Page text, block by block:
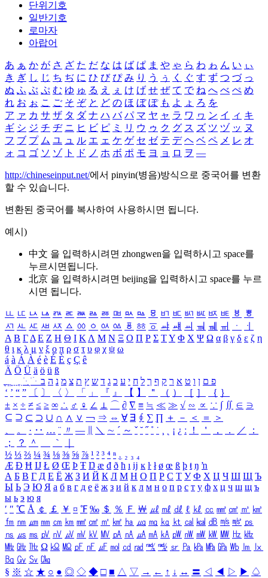
단위기호
일반기호
로마자
아랍어
あ ぁ か が さ ざ た だ な は ば ぱ ま や ゃ ら わ ゎ ん い ぃ
き ぎ し じ ち ぢ に ひ び ぴ み り う ぅ く ぐ す ず つ づ っ
ぬ ふ ぶ ぷ む ゆ ゅ る え ぇ け げ せ ぜ て で ね へ べ ぺ め
れ お ぉ こ ご そ ぞ と ど の ほ ぼ ぽ も よ ょ ろ を
ア ァ カ サ ザ タ ダ ナ ハ バ パ マ ヤ ャ ラ ワ ヮ ン イ ィ キ
ギ シ ジ チ ヂ ニ ヒ ビ ピ ミ リ ウ ゥ ク グ ス ズ ツ ヅ ッ ヌ
フ ブ プ ム ユ ュ ル エ ェ ケ ゲ セ ゼ テ デ ヘ ベ ペ メ レ オ
ォ コ ゴ ソ ゾ ト ド ノ ホ ボ ポ モ ヨ ョ ロ ヲ ―
http://chineseinput.net/에서 pinyin(병음)방식으로 중국어를 변환
할 수 있습니다.
변환된 중국어를 복사하여 사용하시면 됩니다.
예시)
中文 을 입력하시려면 zhongwen을 입력하시고 space를
누르시면됩니다.
北京 을 입력하시려면 beijing을 입력하시고 space를 누르
시면 됩니다.
ㅥ ㅦ ㅧ ㅨ ㅩ ㅪ ㅫ ㅬ ㅭ ㅮ ㅯ ㅰ ㅱ ㅲ ㅳ ㅴ ㅵ ㅶ ㅷ ㅸ
ㅹ
ㅺ ㅻ ㅼ ㅽ ㅾ ㅿ ㆀ ㆁ ㆂ ㆃ ㆄ ㆅ ㆆ ㆇ ㆈ ㆉ ㆊ ㆋ ㆌ ㆍ
ㆎ
Α Β ΓΔ Ε Ζ Η Θ Ι ΚΛ Μ Ν Ξ Ο Π Ρ Σ ΤΥ Φ Χ Ψ Ω α β γ δ ε ζ η
θ ι κ λ μ ν ξ ο π ρ σ τ υ φ χ ψ ω
á à Á À é è É È ç Ç ê
Ä Ö Ü ä ö ü ß
ִֶֹ ֻּ ׁׂ פ ם ן ו ט א ר ק ף ך ל ח י ע כ ג ד ש ץ ת צ מ נ ה ב
‘ ’ “ ” 〔 〕 〈 〉 「 」 『 』 【 】 ＂ （ ） ［ ］ ｛ ｝
± × ÷ ≠ ≤ ≥ ∞ ∴ ♂ ♀ ∠ ⊥ ⌒ ∂ ∇ ≡ ≒ ≪ ≫ √ ∽ ∝ ∵ ∫ ∬ ∈ ∋
⊆ ⊇ ⊂ ⊃ ∪ ∩ ∧ ∨ ￢ ⇒ ⇔ ∀ ∃ ∮ ∑ ∏ ＋ － ＜ ＝
＞
、
。 · ‥ … ¨ 〃 ― ＼ ∼ ´ ～ ˇ ˘ ˝ ˚ ˙ ¸ ¡ ¿ ː ！ ＇ ， ． ／
：
；
？ ＾ ｀
½ ⅓ ⅔ ¼ ¾ ⅛ ⅜ ⅝ ⅞ ¹ ² ³ ⁴ ⁿ ₁ ₂ ₃ ₄
Æ Ð Ħ Ĳ Ł Ø Œ Þ Ŧ Ŋ æ đ ð ħ ı ĳ ĸ ŀ ł ø œ ß þ ŧ ŋ ŉ
А Б В Г Д Е Ё Ж З И Й К Л М Н О П Р С Т У Ф Х Ц Ч Ш Щ Ъ
Ы Ь Э Ю Я а б в г д е ё ж з и й к л м н о п р с т у ф х ц ч ш щ ъ
ы ь э ю я
′ ″ ℃ Å ￠ ￡ ￥ ¤ ℉ ‰ ＄ ％ Ｆ ￦ ㎕ ㎖ ㎗ ℓ ㎘ ㏄ ㎣ ㎤ ㎥ ㎦
㎙ ㎚ ㎛ ㎜ ㎝ ㎞ ㎟ ㎠ ㎡ ㎢ ㏊ ㎍ ㎎ ㎏ ㏏ ㎈ ㎉ ㏈ ㎧ ㎨ ㎰
㎱ ㎲ ㎳ ㎴ ㎵ ㎶ ㎷ ㎸ ㎹ ㎀ ㎁ ㎂ ㎃ ㎄ ㎺ ㎻ ㎽ ㎾ ㎿ ㎐ ㎑
㎒ ㎓ ㎔ Ω ㏀ ㏁ ㎊ ㎋ ㎌ ㏖ ㏅ ㎭ ㎮ ㎯ ㏛ ㎩ ㎪ ㎫ ㎬ ㏝ ㏐
㏓
㏃ ㏉ ㏜ ㏆
§ ※ ☆ ★ ○ ● ◎ ◇ ◆ □ ■ △ ▽ → ← ↑ ↓ ↔ 〓 ◁ ◀ ▷ ▶ ♤